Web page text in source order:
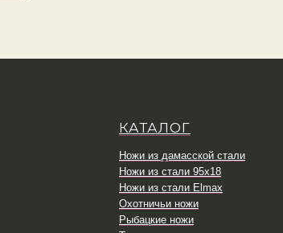
КАТАЛОГ
Ножи из дамасской стали
Ножи из стали 95х18
Ножи из стали Elmax
Охотничьи ножи
Рыбацкие ножи